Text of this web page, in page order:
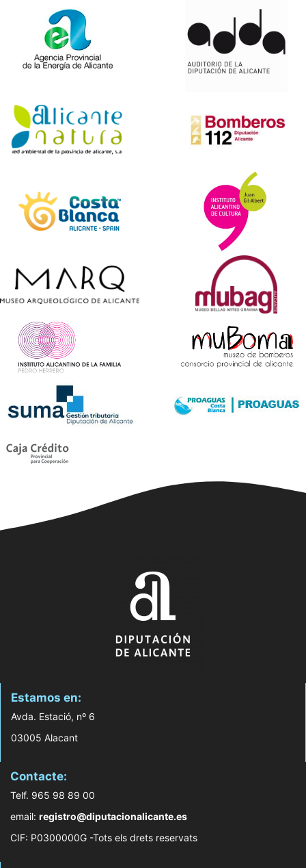
Estamos en:
Avda. Estació, nº 6
03005 Alacant
Contacte:
Telf. 965 98 89 00
email: registro@diputacionalicante.es
CIF: P0300000G -Tots els drets reservats